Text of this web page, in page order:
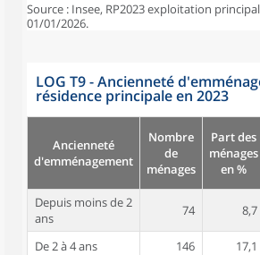
Source : Insee, RP2023 exploitation
01/01/2026.
LOG T9 - Ancienneté
résidence principale en 2023
Ancienneté
d'emménagement
Nombre
de
ménages
Part des
ménages
en %
Depuis moins de 2
ans
74 8,7
De 2 à 4 ans 146 17,1